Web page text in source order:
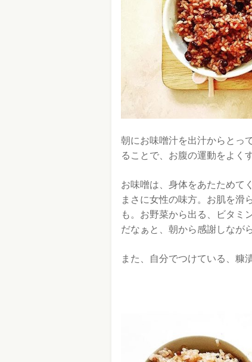
朝にお味噌汁を出汁からとっ
ることで、お腹の運動をよくす
お味噌は、身体をあたためて
まさに女性の味方。お肌を滑
も。お野菜から出る、ビタミ
だなぁと、朝から感謝しなが
また、自分でつけている、糠